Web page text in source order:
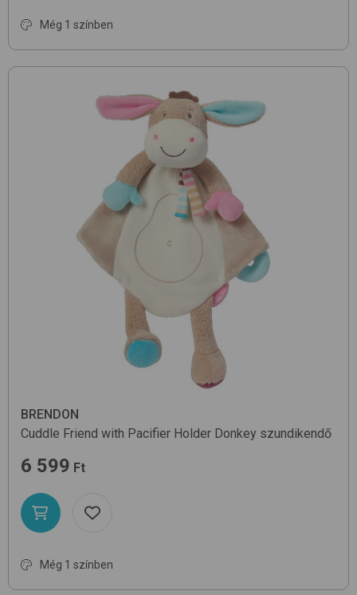
Még 1 színben
BRENDON
Cuddle Friend with Pacifier Holder Donkey szundikendő
6 599 Ft
Még 1 színben